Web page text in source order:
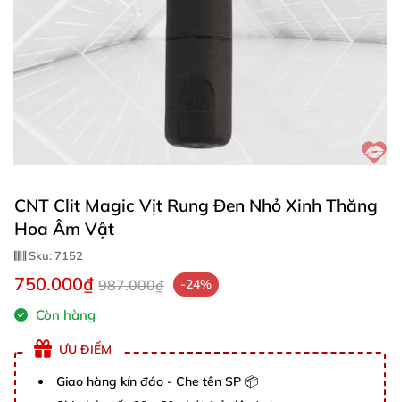
CNT Clit Magic Vịt Rung Đen Nhỏ Xinh Thăng
Hoa Âm Vật
Sku:7152
750.000₫ 987.000₫ -24%
Còn hàng
ƯU ĐIỂM
Giao hàng kín đáo - Che tên SP 📦